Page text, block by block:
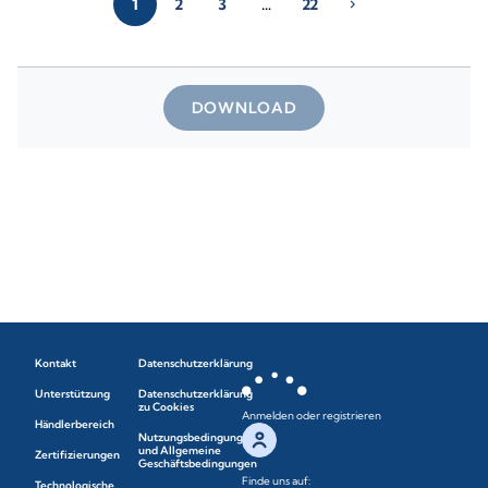
1 2 3 … 22 chevron_right
DOWNLOAD
Kontakt
Unterstützung
Händlerbereich
Zertifizierungen
Datenschutzerklärung
Datenschutzerklärung
zu Cookies
Nutzungsbedingungen
und Allgemeine
Geschäftsbedingungen
Anmelden oder registrieren
Finde uns auf: